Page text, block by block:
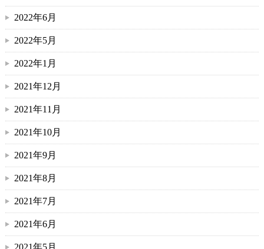
2022年6月
2022年5月
2022年1月
2021年12月
2021年11月
2021年10月
2021年9月
2021年8月
2021年7月
2021年6月
2021年5月